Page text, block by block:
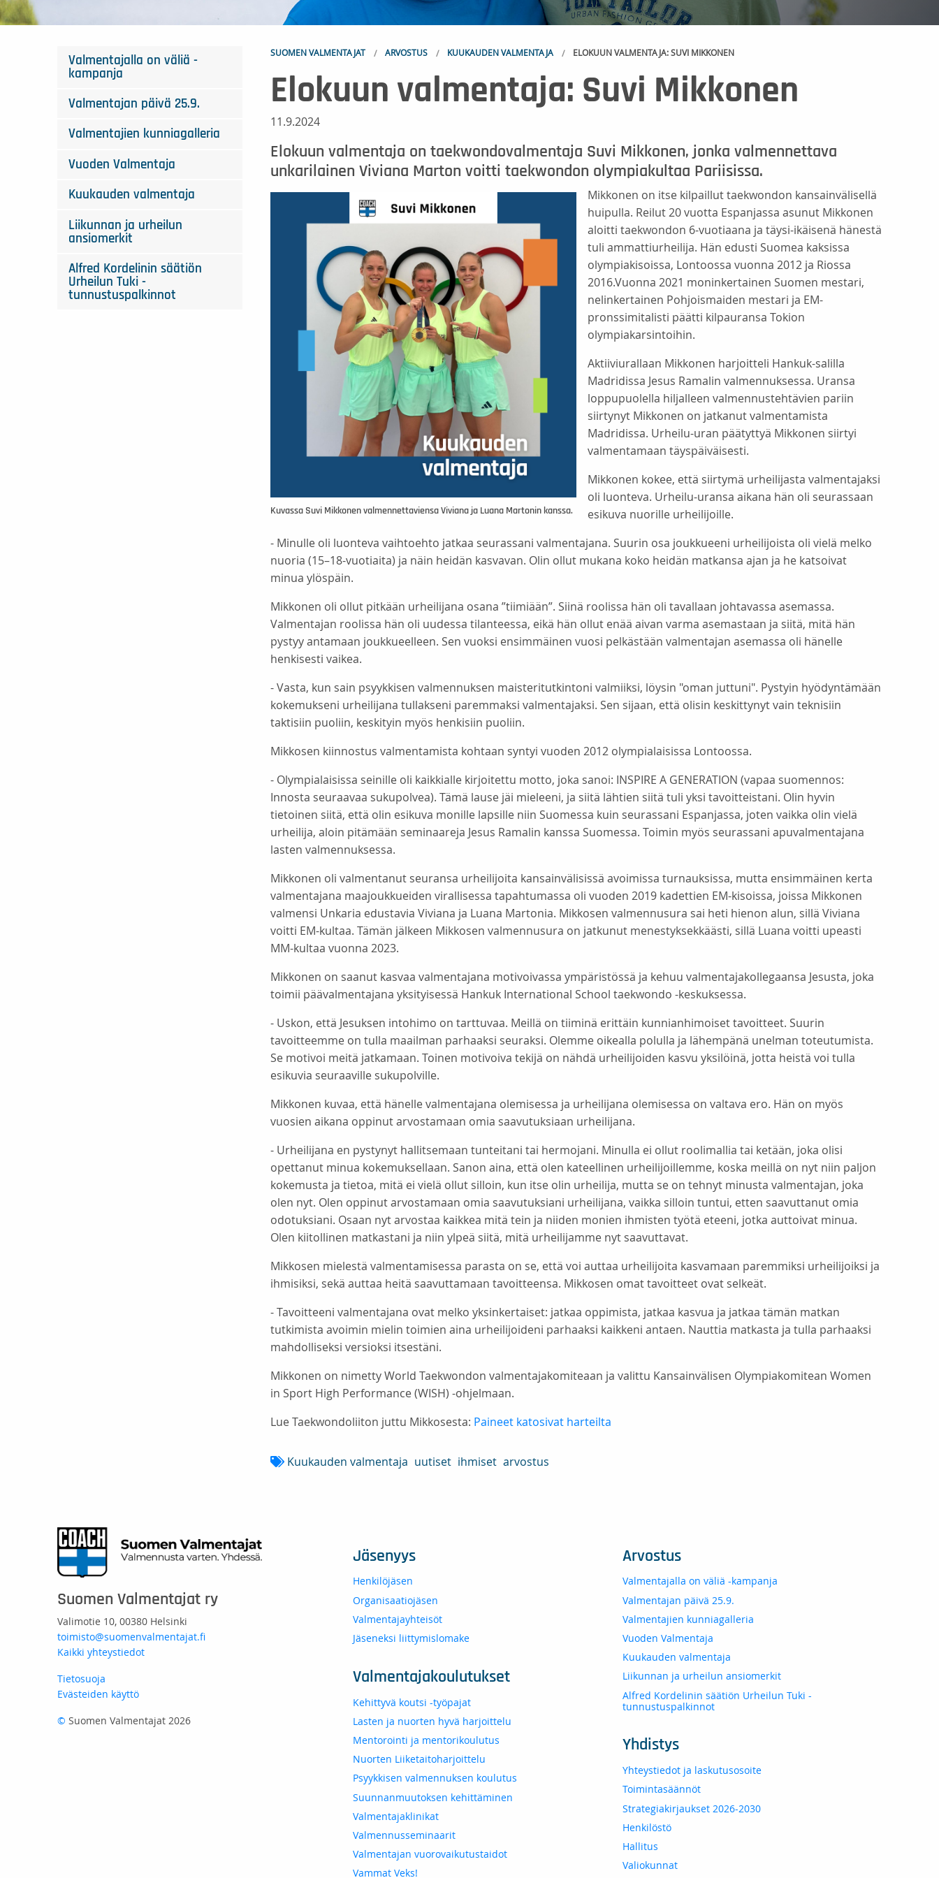
SUOMEN VALMENTAJAT ARVOSTUS KUUKAUDEN VALMENTAJA ELOKUUN VALMENTAJA: SUVI MIKKONEN
Elokuun valmentaja: Suvi Mikkonen
11.9.2024
Elokuun valmentaja on taekwondovalmentaja Suvi Mikkonen, jonka valmennettava
unkarilainen Viviana Marton voitti taekwondon olympiakultaa Pariisissa.
Kuvassa Suvi Mikkonen valmennettaviensa Viviana ja Luana Martonin kanssa.
Mikkonen on itse kilpaillut taekwondon kansainvälisellä
huipulla. Reilut 20 vuotta Espanjassa asunut Mikkonen
aloitti taekwondon 6-vuotiaana ja täysi-ikäisenä hänestä
tuli ammattiurheilija. Hän edusti Suomea kaksissa
olympiakisoissa, Lontoossa vuonna 2012 ja Riossa
2016.Vuonna 2021 moninkertainen Suomen mestari,
nelinkertainen Pohjoismaiden mestari ja EM-
pronssimitalisti päätti kilpauransa Tokion
olympiakarsintoihin.
Aktiiviurallaan Mikkonen harjoitteli Hankuk-salilla
Madridissa Jesus Ramalin valmennuksessa. Uransa
loppupuolella hiljalleen valmennustehtävien pariin
siirtynyt Mikkonen on jatkanut valmentamista
Madridissa. Urheilu-uran päätyttyä Mikkonen siirtyi
valmentamaan täyspäiväisesti.
Mikkonen kokee, että siirtymä urheilijasta valmentajaksi
oli luonteva. Urheilu-uransa aikana hän oli seurassaan
esikuva nuorille urheilijoille.
- Minulle oli luonteva vaihtoehto jatkaa seurassani valmentajana. Suurin osa joukkueeni urheilijoista oli vielä melko
nuoria (15–18-vuotiaita) ja näin heidän kasvavan. Olin ollut mukana koko heidän matkansa ajan ja he katsoivat
minua ylöspäin.
Mikkonen oli ollut pitkään urheilijana osana ”tiimiään”. Siinä roolissa hän oli tavallaan johtavassa asemassa.
Valmentajan roolissa hän oli uudessa tilanteessa, eikä hän ollut enää aivan varma asemastaan ja siitä, mitä hän
pystyy antamaan joukkueelleen. Sen vuoksi ensimmäinen vuosi pelkästään valmentajan asemassa oli hänelle
henkisesti vaikea.
- Vasta, kun sain psyykkisen valmennuksen maisteritutkintoni valmiiksi, löysin "oman juttuni". Pystyin hyödyntämään
kokemukseni urheilijana tullakseni paremmaksi valmentajaksi. Sen sijaan, että olisin keskittynyt vain teknisiin
taktisiin puoliin, keskityin myös henkisiin puoliin.
Mikkosen kiinnostus valmentamista kohtaan syntyi vuoden 2012 olympialaisissa Lontoossa.
- Olympialaisissa seinille oli kaikkialle kirjoitettu motto, joka sanoi: INSPIRE A GENERATION (vapaa suomennos:
Innosta seuraavaa sukupolvea). Tämä lause jäi mieleeni, ja siitä lähtien siitä tuli yksi tavoitteistani. Olin hyvin
tietoinen siitä, että olin esikuva monille lapsille niin Suomessa kuin seurassani Espanjassa, joten vaikka olin vielä
urheilija, aloin pitämään seminaareja Jesus Ramalin kanssa Suomessa. Toimin myös seurassani apuvalmentajana
lasten valmennuksessa.
Mikkonen oli valmentanut seuransa urheilijoita kansainvälisissä avoimissa turnauksissa, mutta ensimmäinen kerta
valmentajana maajoukkueiden virallisessa tapahtumassa oli vuoden 2019 kadettien EM-kisoissa, joissa Mikkonen
valmensi Unkaria edustavia Viviana ja Luana Martonia. Mikkosen valmennusura sai heti hienon alun, sillä Viviana
voitti EM-kultaa. Tämän jälkeen Mikkosen valmennusura on jatkunut menestyksekkäästi, sillä Luana voitti upeasti
MM-kultaa vuonna 2023.
Mikkonen on saanut kasvaa valmentajana motivoivassa ympäristössä ja kehuu valmentajakollegaansa Jesusta, joka
toimii päävalmentajana yksityisessä Hankuk International School taekwondo -keskuksessa.
- Uskon, että Jesuksen intohimo on tarttuvaa. Meillä on tiiminä erittäin kunnianhimoiset tavoitteet. Suurin
tavoitteemme on tulla maailman parhaaksi seuraksi. Olemme oikealla polulla ja lähempänä unelman toteutumista.
Se motivoi meitä jatkamaan. Toinen motivoiva tekijä on nähdä urheilijoiden kasvu yksilöinä, jotta heistä voi tulla
esikuvia seuraaville sukupolville.
Mikkonen kuvaa, että hänelle valmentajana olemisessa ja urheilijana olemisessa on valtava ero. Hän on myös
vuosien aikana oppinut arvostamaan omia saavutuksiaan urheilijana.
- Urheilijana en pystynyt hallitsemaan tunteitani tai hermojani. Minulla ei ollut roolimallia tai ketään, joka olisi
opettanut minua kokemuksellaan. Sanon aina, että olen kateellinen urheilijoillemme, koska meillä on nyt niin paljon
kokemusta ja tietoa, mitä ei vielä ollut silloin, kun itse olin urheilija, mutta se on tehnyt minusta valmentajan, joka
olen nyt. Olen oppinut arvostamaan omia saavutuksiani urheilijana, vaikka silloin tuntui, etten saavuttanut omia
odotuksiani. Osaan nyt arvostaa kaikkea mitä tein ja niiden monien ihmisten työtä eteeni, jotka auttoivat minua.
Olen kiitollinen matkastani ja niin ylpeä siitä, mitä urheilijamme nyt saavuttavat.
Mikkosen mielestä valmentamisessa parasta on se, että voi auttaa urheilijoita kasvamaan paremmiksi urheilijoiksi ja
ihmisiksi, sekä auttaa heitä saavuttamaan tavoitteensa. Mikkosen omat tavoitteet ovat selkeät.
- Tavoitteeni valmentajana ovat melko yksinkertaiset: jatkaa oppimista, jatkaa kasvua ja jatkaa tämän matkan
tutkimista avoimin mielin toimien aina urheilijoideni parhaaksi kaikkeni antaen. Nauttia matkasta ja tulla parhaaksi
mahdolliseksi versioksi itsestäni.
Mikkonen on nimetty World Taekwondon valmentajakomiteaan ja valittu Kansainvälisen Olympiakomitean Women
in Sport High Performance (WISH) -ohjelmaan.
Lue Taekwondoliiton juttu Mikkosesta: Paineet katosivat harteilta
Kuukauden valmentaja uutiset ihmiset arvostus
Valmentajalla on väliä -
kampanja
Valmentajan päivä 25.9.
Valmentajien kunniagalleria
Vuoden Valmentaja
Kuukauden valmentaja
Liikunnan ja urheilun
ansiomerkit
Alfred Kordelinin säätiön
Urheilun Tuki -
tunnustuspalkinnot
Suomen Valmentajat ry
Valimotie 10, 00380 Helsinki
toimisto@suomenvalmentajat.fi
Kaikki yhteystiedot
Tietosuoja
Evästeiden käyttö
© Suomen Valmentajat 2026
Jäsenyys
Henkilöjäsen
Organisaatiojäsen
Valmentajayhteisöt
Jäseneksi liittymislomake
Valmentajakoulutukset
Kehittyvä koutsi -työpajat
Lasten ja nuorten hyvä harjoittelu
Mentorointi ja mentorikoulutus
Nuorten Liiketaitoharjoittelu
Psyykkisen valmennuksen koulutus
Suunnanmuutoksen kehittäminen
Valmentajaklinikat
Valmennusseminaarit
Valmentajan vuorovaikutustaidot
Vammat Veks!
Arvostus
Valmentajalla on väliä -kampanja
Valmentajan päivä 25.9.
Valmentajien kunniagalleria
Vuoden Valmentaja
Kuukauden valmentaja
Liikunnan ja urheilun ansiomerkit
Alfred Kordelinin säätiön Urheilun Tuki -
tunnustuspalkinnot
Yhdistys
Yhteystiedot ja laskutusosoite
Toimintasäännöt
Strategiakirjaukset 2026-2030
Henkilöstö
Hallitus
Valiokunnat